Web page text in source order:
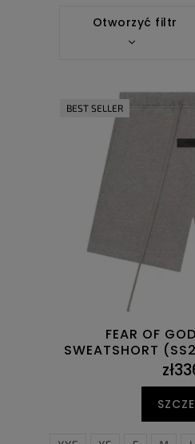
Otworzyć filtr
BEST SELLER
FEAR OF
SWEATSHORT